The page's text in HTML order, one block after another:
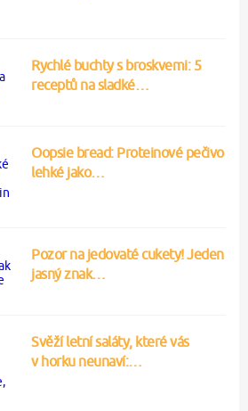
Rychlé buchty s broskvemi: 5
receptů na sladké…
Oopsie bread: Proteinové pečivo
lehké jako…
Pozor na jedovaté cukety! Jeden
jasný znak…
Svěží letní saláty, které vás
v horku neunaví:…